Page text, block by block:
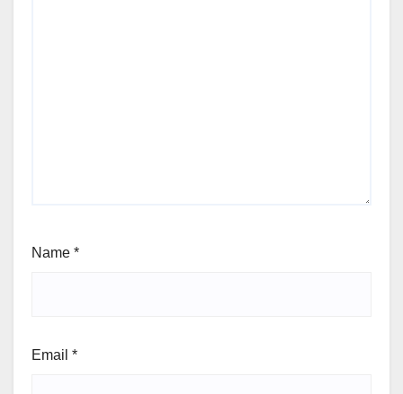
Name *
Email *